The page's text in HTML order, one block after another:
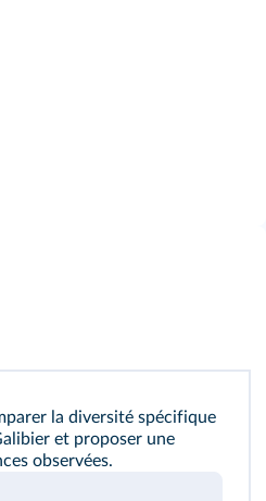
la diversité spécifique
et proposer une
observées.